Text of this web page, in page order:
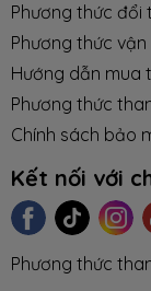
tại: https://
Phương thức đổi
Phương thức
Hướng dẫn mua
Phương thức
Chính sách bảo
Kết nối với
Phương thức